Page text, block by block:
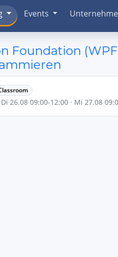
Events
Foundation
26.08 09:00-12:00 · Mi 27.08